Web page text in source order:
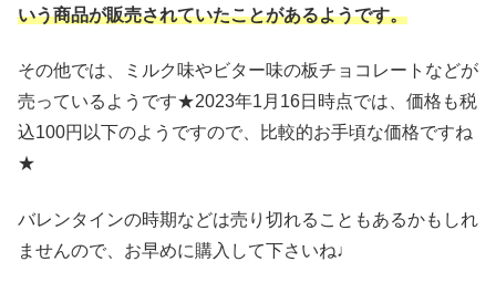
いう商品が販売されていたことがあるようです。
その他では、ミルク味やビター味の板チョコレートなどが
売っているようです★2023年1月16日時点では、価格も税
込100円以下のようですので、比較的お手頃な価格ですね
★
バレンタインの時期などは売り切れることもあるかもしれ
ませんので、お早めに購入して下さいね♩